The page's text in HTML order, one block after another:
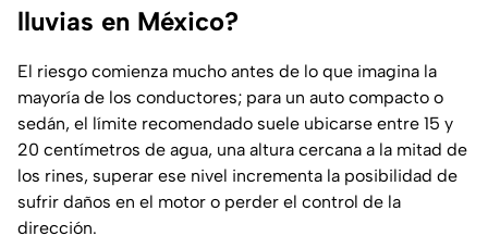
lluvias en México?
El riesgo comienza mucho antes de lo que imagina la
mayoría de los conductores; para un auto compacto o
sedán, el límite recomendado suele ubicarse entre 15 y
20 centímetros de agua, una altura cercana a la mitad de
los rines, superar ese nivel incrementa la posibilidad de
sufrir daños en el motor o perder el control de la
dirección.